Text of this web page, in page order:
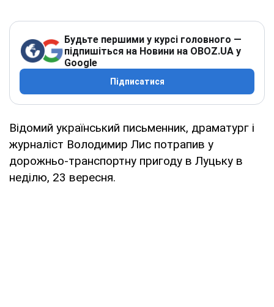
Будьте першими у курсі головного —
підпишіться на Новини на OBOZ.UA у
Google
Підписатися
Відомий український письменник, драматург і
журналіст Володимир Лис потрапив у
дорожньо-транспортну пригоду в Луцьку в
неділю, 23 вересня.